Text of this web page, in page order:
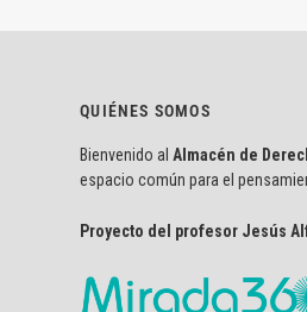
QUIÉNES SOMOS
Bienvenido al Almacén de
espacio común para el
Proyecto del profesor Jesús